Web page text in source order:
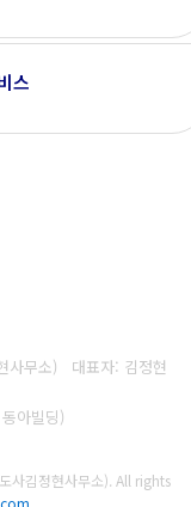
스
사무소) 대표자: 김정현
아빌딩)
사김정현사무소). All rights